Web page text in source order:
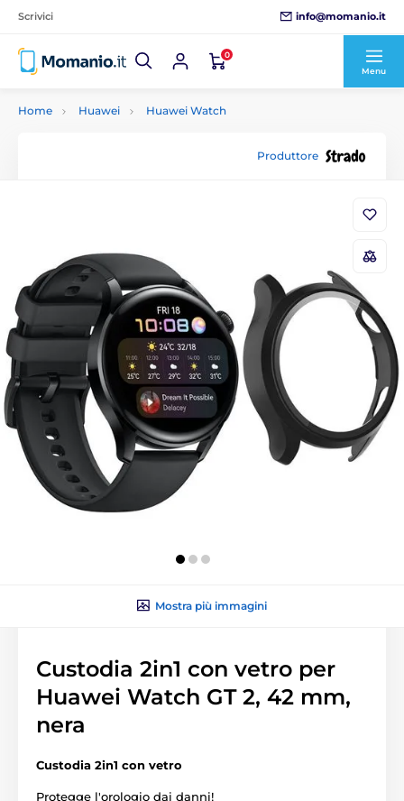
Scrivici info@momanio.it
0
Menu
Home Huawei Huawei Watch
Produttore
Mostra più immagini
Custodia 2in1 con vetro per
Huawei Watch GT 2, 42 mm,
nera
Custodia 2in1 con vetro
Protegge l'orologio dai danni!